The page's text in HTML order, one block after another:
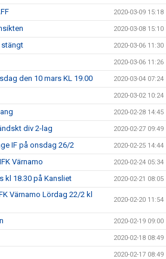
2020-03-09 15:18
2020-03-08 15:10
stängt 2020-03-06 11:30
2020-03-06 11:26
den 10 mars KL 19.00 2020-03-04 07:24
2020-03-02 10:24
2020-02-28 14:45
div 2-lag 2020-02-27 09:49
IF på onsdag 26/2 2020-02-25 14:44
Värnamo 2020-02-24 05:34
kl 18.30 på Kansliet 2020-02-21 08:05
Värnamo Lördag 22/2 kl
2020-02-20 11:54
2020-02-19 09:00
2020-02-18 08:49
2020-02-17 08:49